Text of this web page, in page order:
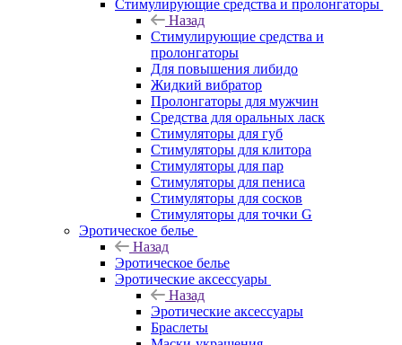
Стимулирующие средства и пролонгаторы
Назад
Стимулирующие средства и
пролонгаторы
Для повышения либидо
Жидкий вибратор
Пролонгаторы для мужчин
Средства для оральных ласк
Стимуляторы для губ
Стимуляторы для клитора
Стимуляторы для пар
Стимуляторы для пениса
Стимуляторы для сосков
Стимуляторы для точки G
Эротическое белье
Назад
Эротическое белье
Эротические аксессуары
Назад
Эротические аксессуары
Браслеты